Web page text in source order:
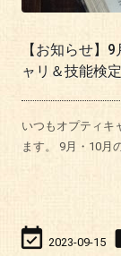
【お知らせ】
ャリ＆技能検
いつもオプティキ
ます。 9月・10月
 2023-09-15